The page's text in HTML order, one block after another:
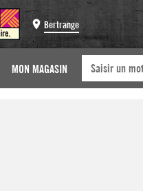
Bertrange
MON MAGASIN